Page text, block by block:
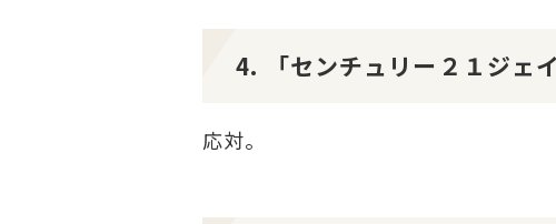
4. 「センチュリー２１ジェ
応対。